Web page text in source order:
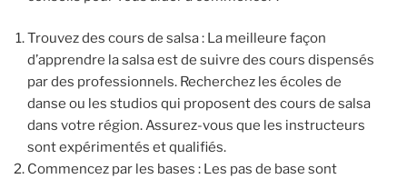
Trouvez des cours de salsa : La meilleure façon
d’apprendre la salsa est de suivre des cours dispensés
par des professionnels. Recherchez les écoles de
danse ou les studios qui proposent des cours de salsa
dans votre région. Assurez-vous que les instructeurs
sont expérimentés et qualifiés.
Commencez par les bases : Les pas de base sont